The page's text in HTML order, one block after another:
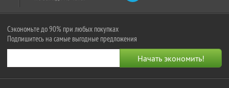
Сэкономьте до 90% при любых покупках
Подпишитесь на самые выгодные предложения